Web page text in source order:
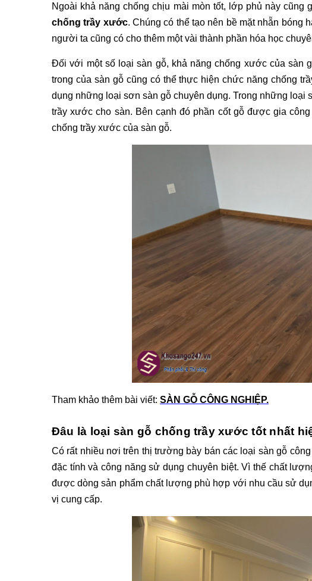
Ngoài khả năng chống chịu mài mòn tốt, lớp phủ này cũng
chống trầy xước. Chúng có thể tạo nên bề mặt nhẵn bóng
người ta cũng có cho thêm một vài thành phần hóa học
Đối với một số loại sàn gỗ, khả năng chống xước của
trong của sàn gỗ cũng có thể thực hiện chức năng chống
dụng những loại sơn sàn gỗ chuyên dụng. Trong những loại
trầy xước cho sàn. Bên cạnh đó phần cốt gỗ được gia
chống trầy xước của sàn gỗ.
Tham khảo thêm bài viết: SÀN GỖ CÔNG NGHIỆP.
Đâu là loại sàn gỗ chống trầy xước tốt nhất
Có rất nhiều nơi trên thị trường bày bán các loại sàn gỗ
đặc tính và công năng sử dụng chuyên biệt. Vì thế chất
được dòng sản phẩm chất lượng phù hợp với nhu cầu sử
vị cung cấp.